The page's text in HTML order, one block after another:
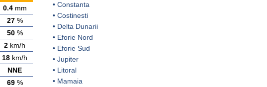
0.4mm
27%
50%
2 km/h
18 km/h
NNE
69%
• Constanta
• Costinesti
• Delta Dunarii
• Eforie Nord
• Eforie Sud
• Jupiter
• Litoral
• Mamaia